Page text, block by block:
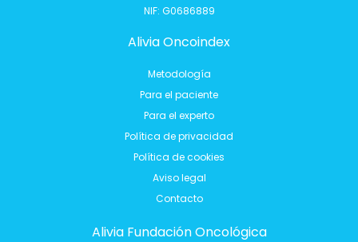
NIF: G0686889
Alivia Oncoindex
Metodología
Para el paciente
Para el experto
Política de privacidad
Política de cookies
Aviso legal
Contacto
Alivia Fundación Oncológica